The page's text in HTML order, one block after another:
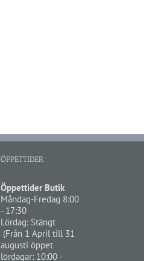
ÖPPETTIDER
Öppettider Butik
Måndag-Fredag 8:00
- 17:30
Lördag: Stängt
(Från 1 April till 31
augusti öppet
lördagar: 10:00 -